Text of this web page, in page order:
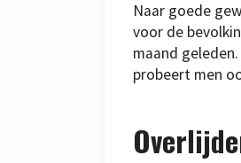
Naar goede
voor de
maand
probeert men